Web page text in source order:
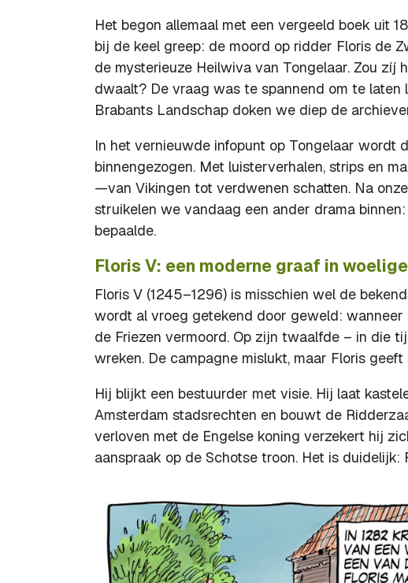
Het begon allemaal met een vergeeld boek uit
bij de keel greep: de moord op ridder Floris de
de mysterieuze Heilwiva van Tongelaar. Zou
dwaalt? De vraag was te spannend om te laten
Brabants Landschap doken we diep de
In het vernieuwde infopunt op Tongelaar wordt
binnengezogen. Met luisterverhalen, strips en
—van Vikingen tot verdwenen schatten. Na
struikelen we vandaag een ander drama
bepaalde.
Floris V: een moderne graaf in
Floris V (1245–1296) is misschien wel de
wordt al vroeg getekend door geweld:
de Friezen vermoord. Op zijn twaalfde – in die
wreken. De campagne mislukt, maar Floris geeft
Hij blijkt een bestuurder met visie. Hij laat
Amsterdam stadsrechten en bouwt de
verloven met de Engelse koning verzekert hij
aanspraak op de Schotse troon. Het is duidelijk: